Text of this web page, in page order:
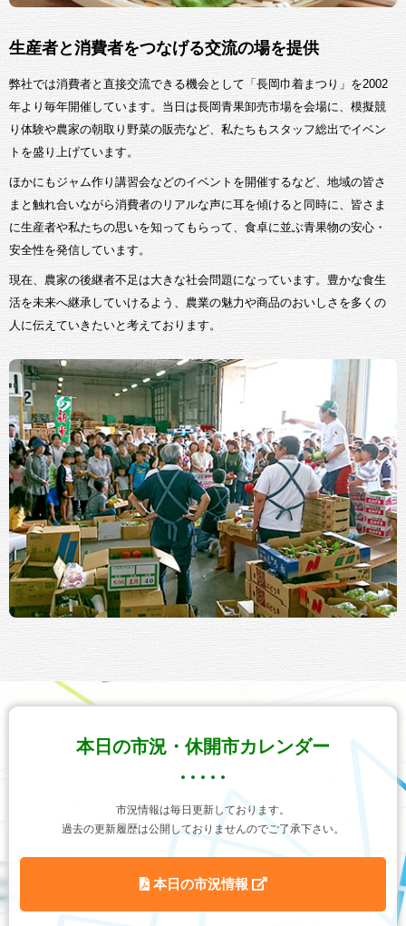
生産者と消費者をつなげる交流の場を提供
弊社では消費者と直接交流できる機会として「長岡巾着まつり」を2002
年より毎年開催しています。当日は長岡青果卸売市場を会場に、模擬競
り体験や農家の朝取り野菜の販売など、私たちもスタッフ総出でイベン
トを盛り上げています。
ほかにもジャム作り講習会などのイベントを開催するなど、地域の皆さ
まと触れ合いながら消費者のリアルな声に耳を傾けると同時に、皆さま
に生産者や私たちの思いを知ってもらって、食卓に並ぶ青果物の安心・
安全性を発信しています。
現在、農家の後継者不足は大きな社会問題になっています。豊かな食生
活を未来へ継承していけるよう、農業の魅力や商品のおいしさを多くの
人に伝えていきたいと考えております。
本日の市況・休開市カレンダー
市況情報は毎日更新しております。
過去の更新履歴は公開しておりませんのでご了承下さい。
本日の市況情報